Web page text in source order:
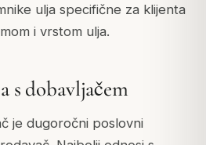
ulja specifične za klijenta
i vrstom ulja.
s dobavljačem
je dugoročni poslovni